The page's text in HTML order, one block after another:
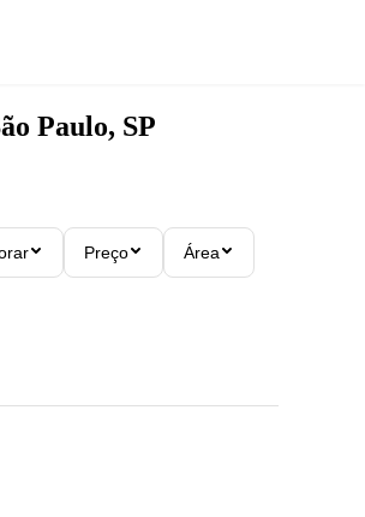
Paulo, SP
Preço Área